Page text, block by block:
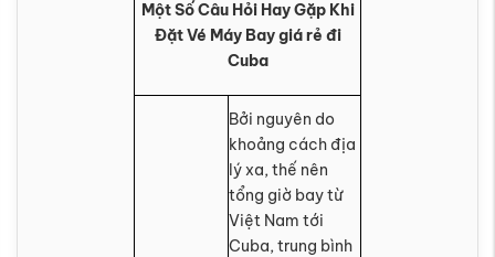
Một Số Câu Hỏi Hay Gặp Khi
Đặt Vé Máy Bay giá rẻ đi
Cuba
Bởi nguyên do
khoảng cách địa
lý xa, thế nên
tổng giờ bay từ
Việt Nam tới
Cuba, trung bình